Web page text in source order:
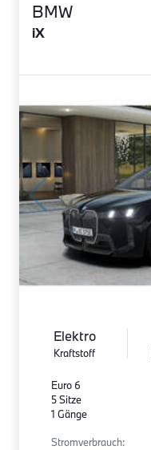
BMW
iX
Elektro
Kraftstoff
Euro 6
5 Sitze
1 Gänge
Stromverbrauch: